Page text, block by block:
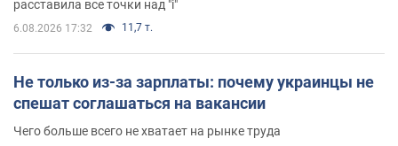
расставила все точки над "i"
6.08.2026 17:32 11,7 т.
Не только из-за зарплаты: почему украинцы не
спешат соглашаться на вакансии
Чего больше всего не хватает на рынке труда